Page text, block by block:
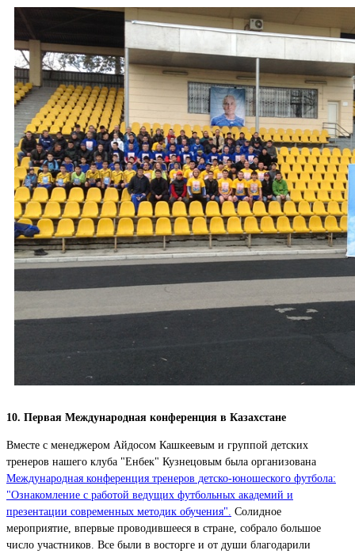
10. Первая Международная конференция в Казахстане
Вместе с менеджером Айдосом Кашкеевым и группой детских
тренеров нашего клуба "Енбек" Кузнецовым была организована
Международная конференция тренеров детско-юношеского футбола:
"Ознакомление с работой ведущих футбольных академий и
презентации современных методик обучения". Солидное
мероприятие, впервые проводившееся в стране, собрало большое
число участников. Все были в восторге и от души благодарили